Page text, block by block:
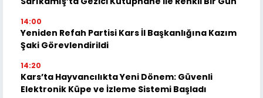
14:00
Yeniden Refah Partisi Kars İl Başkanlığına Kazım
Şaki Görevlendirildi
14:20
Kars’ta Hayvancılıkta Yeni Dönem: Güvenli
Elektronik Küpe ve İzleme Sistemi Başladı